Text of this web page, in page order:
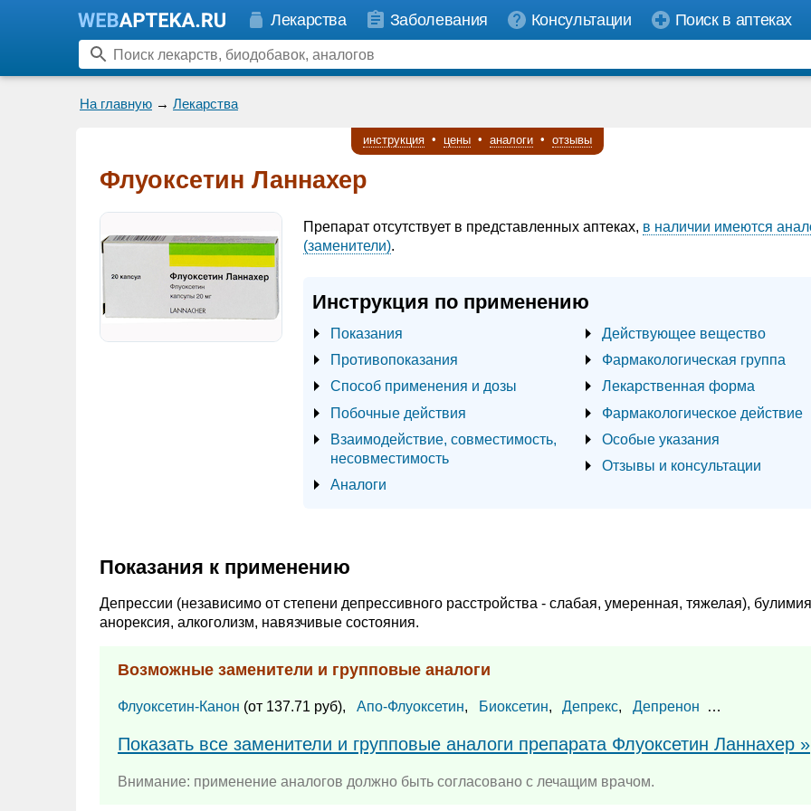
Лекарства Заболевания Консультации Поиск в аптеках
На главную → Лекарства
инструкция • цены • аналоги • отзывы
Флуоксетин Ланнахер
Препарат отсутствует в представленных аптеках, в наличии имеются
(заменители).
Инструкция по применению
Показания
Противопоказания
Способ применения и дозы
Побочные действия
Взаимодействие, совместимость,
несовместимость
Аналоги
Действующее вещество
Фармакологическая группа
Лекарственная форма
Фармакологическое действие
Особые указания
Отзывы и консультации
Показания к применению
Депрессии (независимо от степени депрессивного расстройства - слабая, умеренная, тяжелая),
анорексия, алкоголизм, навязчивые состояния.
Возможные заменители и групповые аналоги
Флуоксетин-Канон (от 137.71 руб), Апо-Флуоксетин, Биоксетин, Депрекс, Депренон …
Показать все заменители и групповые аналоги препарата Флуоксетин Ланнахер »
Внимание: применение аналогов должно быть согласовано с лечащим врачом.